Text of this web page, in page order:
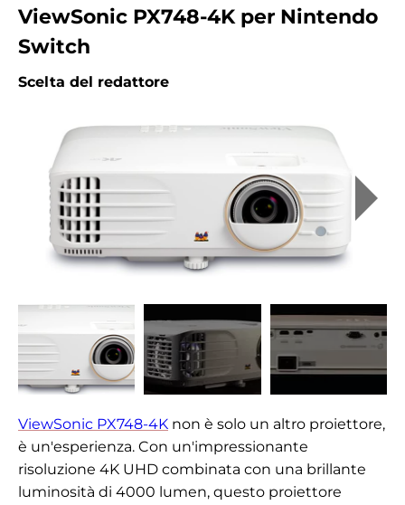
ViewSonic PX748-4K per Nintendo
Switch
Scelta del redattore
ViewSonic PX748-4K non è solo un altro proiettore,
è un'esperienza. Con un'impressionante
risoluzione 4K UHD combinata con una brillante
luminosità di 4000 lumen, questo proiettore